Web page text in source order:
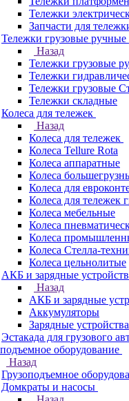
Тележки
Запчасти для
Тележки грузовые ручные
Назад
Тележки грузовые
Тележки
Тележки грузовые
Тележки складные
Колеса для тележек
Назад
Колеса для тележек
Колеса Tellure Rota
Колеса аппаратные
Колеса
Колеса для
Колеса для тележек
Колеса мебельные
Колеса
Колеса
Колеса Стелла-
Колеса цельнолитые
АКБ и зарядные
Назад
АКБ и зарядные
Аккумуляторы
Зарядные устройства
Эстакада для грузового
оборудование
Назад
Грузоподъемное
Домкраты и насосы